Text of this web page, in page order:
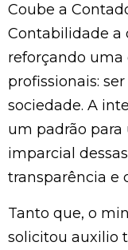
Coube a
Contabilidade a
reforçando uma
profissionais:
sociedade. A
um padrão
imparcial
transparência e
Tanto que, o
solicitou auxilio